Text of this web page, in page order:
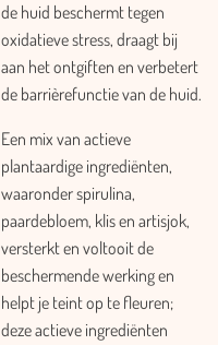
de huid beschermt tegen
oxidatieve stress, draagt bij
aan het ontgiften en verbetert
de barrièrefunctie van de huid.
Een mix van actieve
plantaardige ingrediënten,
waaronder spirulina,
paardebloem, klis en artisjok,
versterkt en voltooit de
beschermende werking en
helpt je teint op te fleuren;
deze actieve ingrediënten